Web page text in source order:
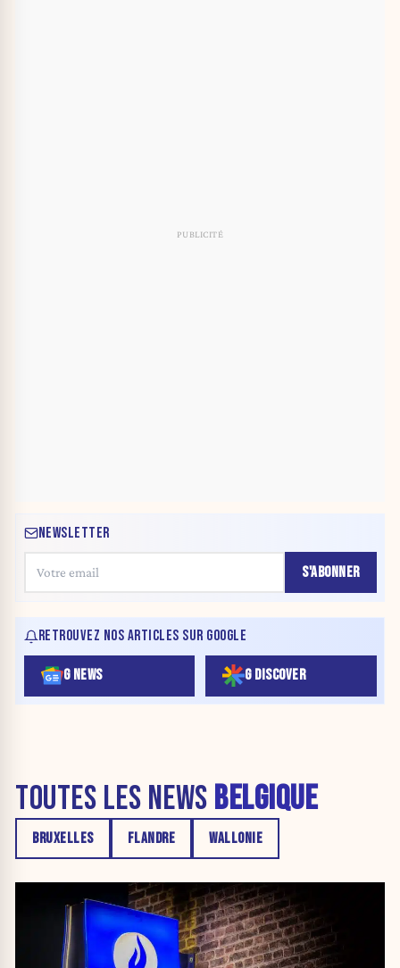
NEWSLETTER
S'ABONNER
RETROUVEZ NOS ARTICLES SUR GOOGLE
G NEWS G DISCOVER
TOUTES LES NEWS BELGIQUE
BRUXELLES FLANDRE WALLONIE